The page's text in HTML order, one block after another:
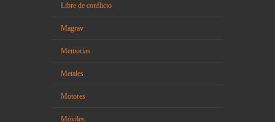
Libre de conflicto
Magrav
Memorias
Metales
Motores
Móviles